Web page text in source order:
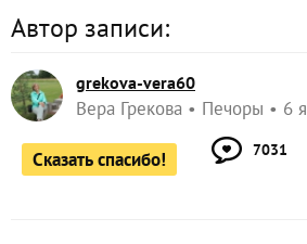
Автор записи:
grekova-vera60
Вера Грекова Печоры 6
Сказать спасибо! 7031